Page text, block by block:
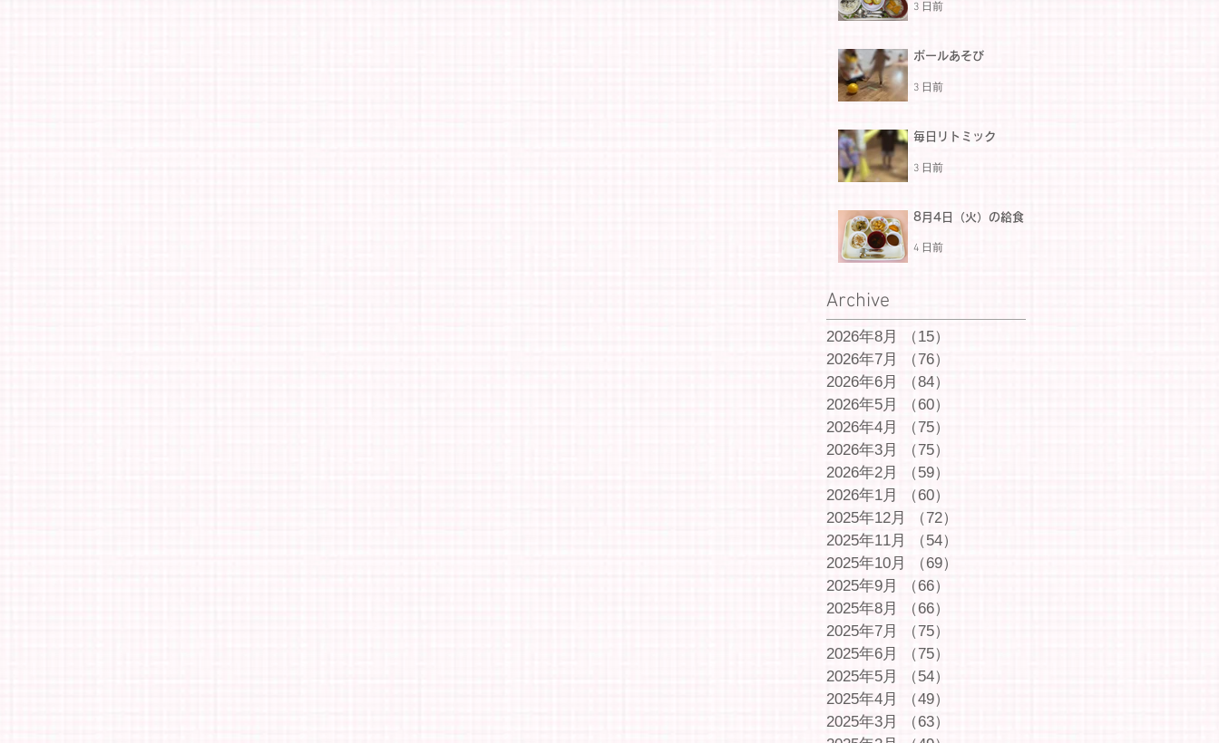
3 日前
ボールあそび
3 日前
毎日リトミック
3 日前
8月4日（火）の給食
4 日前
Archive
2026年8月 （15）
2026年7月
（76）
2026年6月
（84）
2026年5月
（60）
2026年4月
（75）
2026年3月
（75）
2026年2月
（59）
2026年1月
（60）
2025年12月
（72）
2025年11月
（54）
2025年10月
（69）
2025年9月
（66）
2025年8月
（66）
2025年7月
（75）
2025年6月
（75）
2025年5月
（54）
2025年4月
（49）
2025年3月
（63）